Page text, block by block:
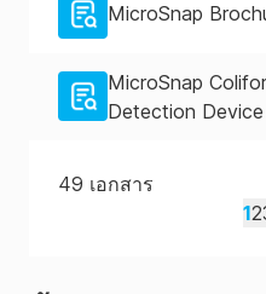
MicroSnap
MicroSnap
Detection
49 เอกสาร
12